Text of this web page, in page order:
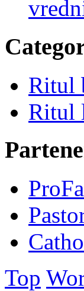
Ritul
Ritul
Top